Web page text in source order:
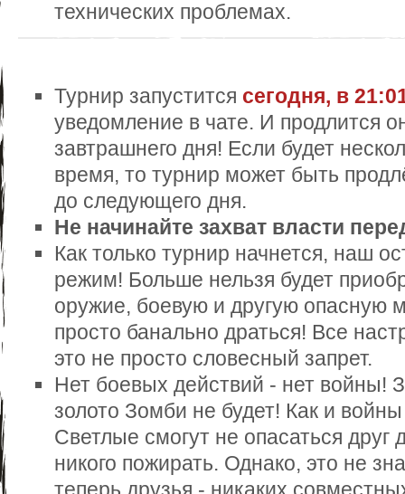
технических проблемах.
Турнир запустится сегодня, в
уведомление в чате. И продлится
завтрашнего дня! Если будет
время, то турнир может быть
до следующего дня.
Не начинайте захват власти
Как только турнир начнется, наш
режим! Больше нельзя будет
оружие, боевую и другую опасную
просто банально драться! Все
это не просто словесный запрет.
Нет боевых действий - нет войны!
золото Зомби не будет! Как и
Светлые смогут не опасаться друг
никого пожирать. Однако, это не
теперь друзья - никаких